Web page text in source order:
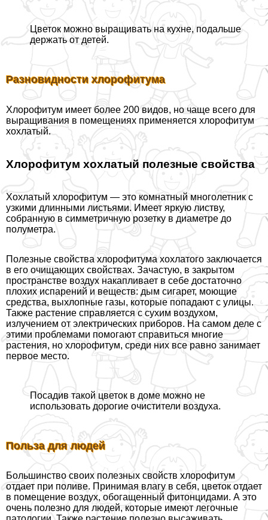
Цветок можно выращивать на кухне, подальше
держать от детей.
Разновидности хлорофитума
Хлорофитум имеет более 200 видов, но чаще всего для
выращивания в помещениях применяется хлорофитум
хохлатый.
Хлорофитум хохлатый полезные свойства
Хохлатый хлорофитум — это комнатный многолетник с
узкими длинными листьями. Имеет яркую листву,
собранную в симметричную розетку в диаметре до
полуметра.
Полезные свойства хлорофитума хохлатого заключается
в его очищающих свойствах. Зачастую, в закрытом
прострaнcтве воздух накапливает в себе достаточно
плохих испарений и веществ: дым сигарет, моющие
средства, выхлопные газы, которые попадают с улицы.
Также растение справляется с сухим воздухом,
излучением от электрических приборов. На самом деле с
этими проблемами помогают справиться многие
растения, но хлорофитум, среди них все равно занимает
первое место.
Посадив такой цветок в доме можно не
использовать дорогие очистители воздуха.
Польза для людей
Большинство своих полезных свойств хлорофитум
отдает при поливе. Принимая влагу в себя, цветок отдает
в помещение воздух, обогащенный фитонцидами. А это
очень полезно для людей, которые имеют легочные